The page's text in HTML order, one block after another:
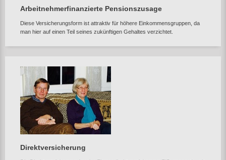
Arbeitnehmerfinanzierte Pensionszusage
Diese Versicherungsform ist attraktiv für höhere Einkommensgruppen, da
man hier auf einen Teil seines zukünftigen Gehaltes verzichtet.
Direktversicherung